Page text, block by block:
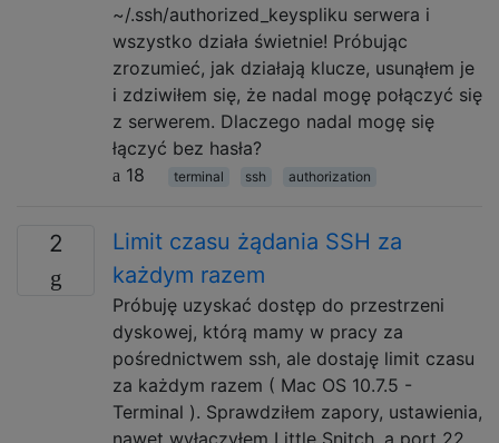
~/.ssh/authorized_keyspliku serwera i
wszystko działa świetnie! Próbując
zrozumieć, jak działają klucze, usunąłem je
i zdziwiłem się, że nadal mogę połączyć się
z serwerem. Dlaczego nadal mogę się
łączyć bez hasła?
18
terminal ssh authorization
2
Limit czasu żądania SSH za
każdym razem
Próbuję uzyskać dostęp do przestrzeni
dyskowej, którą mamy w pracy za
pośrednictwem ssh, ale dostaję limit czasu
za każdym razem ( Mac OS 10.7.5 -
Terminal ). Sprawdziłem zapory, ustawienia,
nawet wyłączyłem Little Snitch, a port 22